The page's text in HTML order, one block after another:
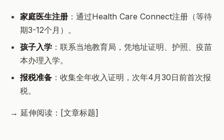
家庭医生注册 ：通过Health Care Connect注册（等待
期3-12个月）。
孩子入学 ：联系当地教育局，凭地址证明、护照、疫苗
本办理入学。
报税准备 ：收集全年收入证明，次年4月30日前首次报
税。
→ 延伸阅读：[文章标题]